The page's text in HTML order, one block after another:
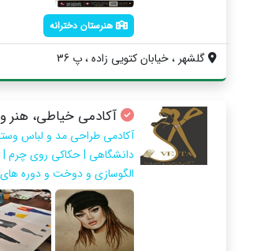
هنرستان دخترانه
گلشهر ، خیابان کتویی زاده ، پ 36
آکادمی خیاطی، هنر
آکادمی طراحی مد و لباس
دانشگاهی | حکاکی روی چرم
الگوسازی و دوخت و دوره